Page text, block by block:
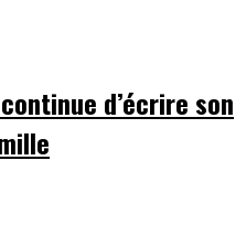
d’écrire son